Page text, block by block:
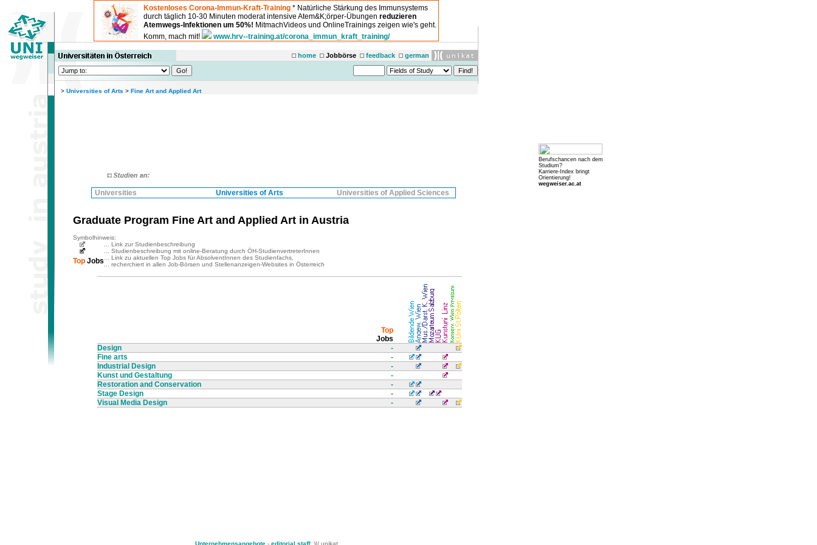
Kostenloses Corona-Immun-Kraft-Training * Natürliche Stärkung des Immunsystems
durch täglich 10-30 Minuten moderat intensive Atem&K;örper-Übungen reduzieren
Atemwegs-Infektionen um 50%! MitmachVideos und OnlineTrainings zeigen wie's geht.
Komm, mach mit!
www.hrv--training.at/corona_immun_kraft_training/
home Jobbörse feedback german
> Universities of Arts > Fine Art and Applied Art
Universities Universities of Arts Universities of Applied Sciences
Graduate Program Fine Art and Applied Art in Austria
Symbolhinweis:
... Link zur Studienbeschreibung
... Studienbeschreibung mit online-Beratung durch ÖH-StudienvertreterInnen
Top Jobs ... Link zu aktuellen Top Jobs für AbsolventInnen des Studienfachs,
... recherchiert in allen Job-Börsen und Stellenanzeigen-Websites in Österreich
Top
Jobs
Design
-
Fine arts
-
Industrial Design
-
Kunst und Gestaltung
-
Restoration and Conservation
-
Stage Design
-
Visual Media Design
-
Unternehmensangebote- editorial staff: )|( unikat
Berufschancen nach dem
Studium?
Karriere-Index bringt
Orientierung!
wegweiser.ac.at